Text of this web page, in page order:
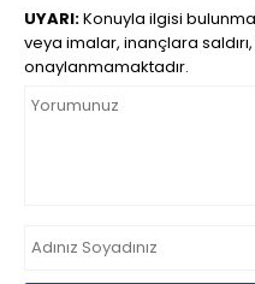
UYARI:Konuyla ilgisi
veya imalar, inançlara
onaylanmamaktadır.